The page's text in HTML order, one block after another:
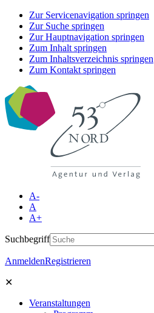
Zur Servicenavigation springen
Zur Suche springen
Zur Hauptnavigation springen
Zum Inhalt springen
Zum Inhaltsverzeichnis springen
Zum Kontakt springen
A-
A
A+
Suchbegriff
AnmeldenRegistrieren
✕
Veranstaltungen